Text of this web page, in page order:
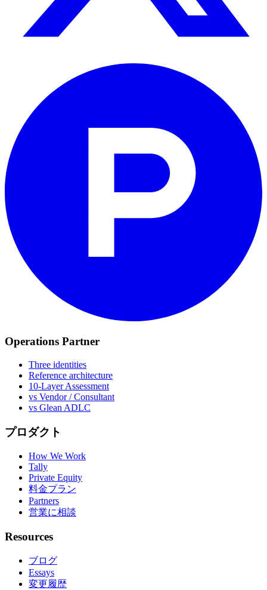
Operations Partner
Three identities
Reference architecture
10-Layer Assessment
vs Vendor / Consultant
vs Glean ADLC
プロダクト
How We Work
Tally
Private Equity
料金プラン
Partners
営業に相談
Resources
ブログ
Essays
変更履歴